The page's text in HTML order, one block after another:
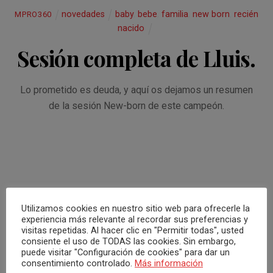
p
MPRO360 novedades baby, bebe familia new born recién
nacido
Sesión completa de Lluis.
Lo prometido es deuda, y aquí os dejamos un resumen
de la sesión New-born de este campeón.
Utilizamos cookies en nuestro sitio web para ofrecerle la
experiencia más relevante al recordar sus preferencias y
visitas repetidas. Al hacer clic en "Permitir todas", usted
consiente el uso de TODAS las cookies. Sin embargo,
puede visitar "Configuración de cookies" para dar un
consentimiento controlado. Más información